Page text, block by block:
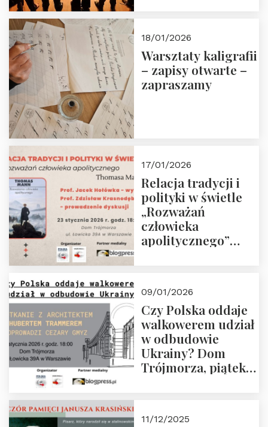
18/01/2026
Warsztaty kaligrafii
– zapisy otwarte –
zapraszamy
17/01/2026
Relacja tradycji i
polityki w świetle
„Rozważań
człowieka
apolitycznego”
godz. 18:00.
Zapraszamy!
09/01/2026
Czy Polska oddaje
walkowerem udział
w odbudowie
Ukrainy? Dom
Trójmorza, piątek
11/12/2025